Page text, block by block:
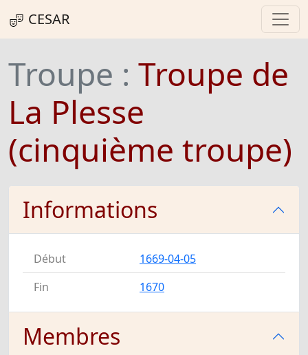
CESAR
Troupe : Troupe de
La Plesse
(cinquième troupe)
Informations
Début
1669-04-05
Fin
1670
Membres